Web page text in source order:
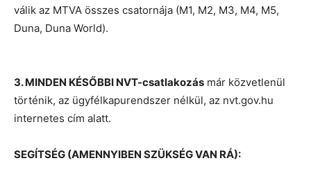
válik az MTVA összes csatornája (M1, M2, M3, M4, M5,
Duna, Duna World).
3. MINDEN KÉSŐBBI NVT-csatlakozás már közvetlenül
történik, az ügyfélkapurendszer nélkül, az nvt.gov.hu
internetes cím alatt.
SEGÍTSÉG (AMENNYIBEN SZÜKSÉG VAN RÁ):